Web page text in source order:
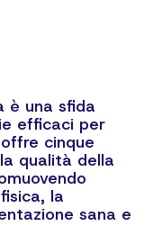
è una sfida
efficaci per
cinque
qualità della
la
sana e